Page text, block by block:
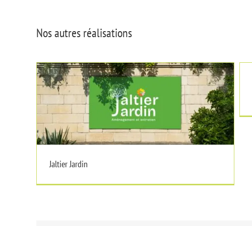
Nos autres réalisations
Jaltier Jardin
Jaltier Jardin